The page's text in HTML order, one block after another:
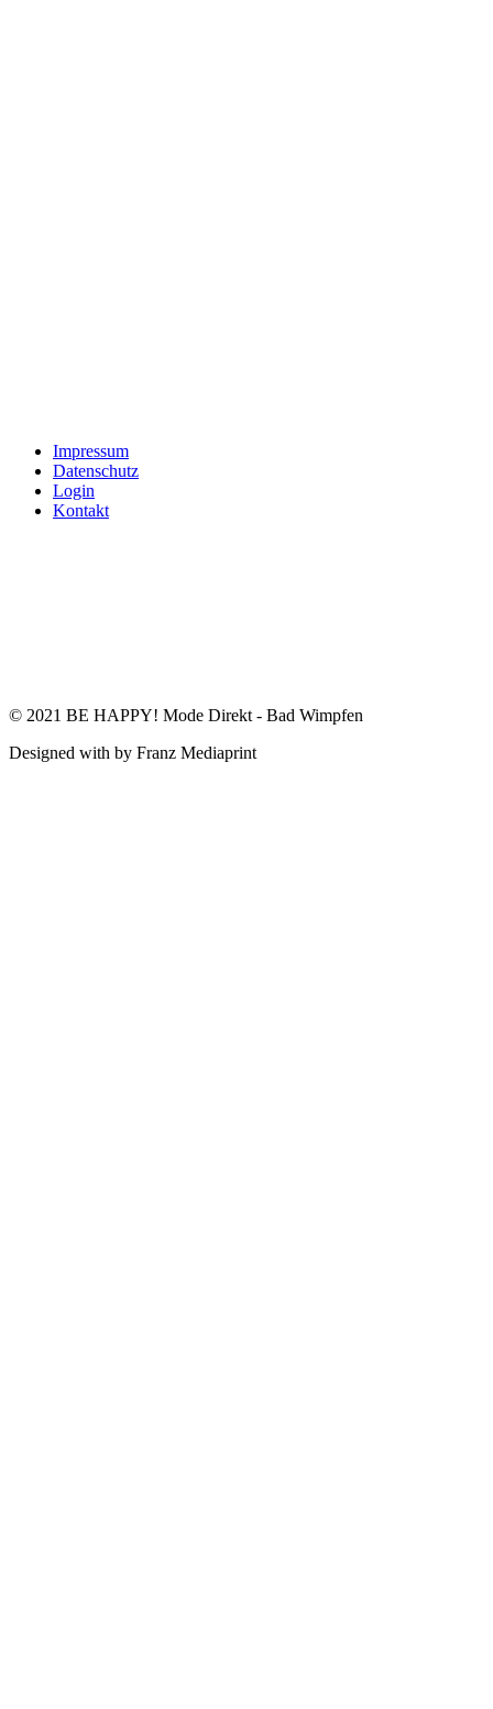
Impressum
Datenschutz
Login
Kontakt
© 2021 BE HAPPY! Mode Direkt - Bad Wimpfen
Designed with by Franz Mediaprint